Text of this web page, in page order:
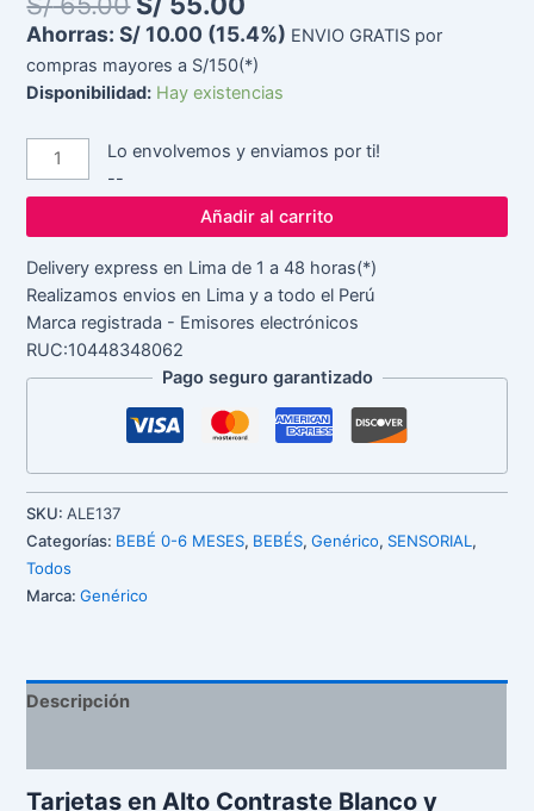
Ahorras: S/10.00 (15.4%) ENVIO GRATIS por
compras mayores a S/150(*)
Disponibilidad: Hay existencias
Añadir al carrito
Lo envolvemos y enviamos por ti!
--
Delivery express en Lima de 1 a 48 horas(*)
Realizamos envios en Lima y a todo el Perú
Marca registrada - Emisores electrónicos
RUC:10448348062
Pago seguro garantizado
SKU:ALE137
Categorías: BEBÉ 0-6 MESES, BEBÉS,Genérico, SENSORIAL,
Todos
Marca:Genérico
Descripción
Tarjetas en Alto Contraste Blanco y